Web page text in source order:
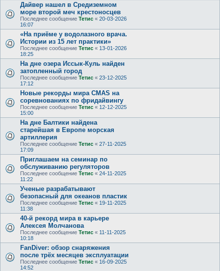
Дайвер нашел в Средиземном
море второй меч крестоносцев
Последнее сообщение Тетис « 20-03-2026
16:07
«На приёме у водолазного врача.
Истории из 15 лет практики»
Последнее сообщение Тетис « 13-01-2026
18:25
На дне озера Иссык-Куль найден
затопленный город
Последнее сообщение Тетис « 23-12-2025
17:12
Новые рекорды мира CMAS на
соревнованиях по фридайвингу
Последнее сообщение Тетис « 12-12-2025
15:00
На дне Балтики найдена
старейшая в Европе морская
артиллерия
Последнее сообщение Тетис « 27-11-2025
17:09
Приглашаем на семинар по
обслуживанию регуляторов
Последнее сообщение Тетис « 24-11-2025
11:22
Ученые разрабатывают
безопасный для океанов пластик
Последнее сообщение Тетис « 19-11-2025
11:38
40-й рекорд мира в карьере
Алексея Молчанова
Последнее сообщение Тетис « 11-11-2025
10:18
FanDiver: обзор снаряжения
после трёх месяцев эксплуатации
Последнее сообщение Тетис « 16-09-2025
14:52